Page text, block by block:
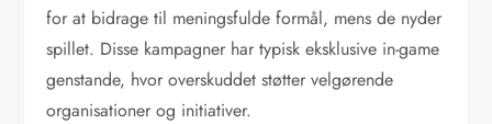
for at bidrage til meningsfulde formål, mens de nyder
spillet. Disse kampagner har typisk eksklusive in-game
genstande, hvor overskuddet støtter velgørende
organisationer og initiativer.